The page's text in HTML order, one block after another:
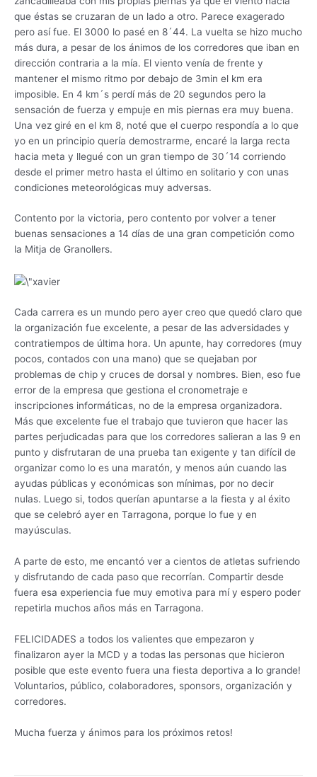
que éstas se cruzaran de un lado a otro. Parece exagerado
pero así fue. El 3000 lo pasé en 8´44. La vuelta se hizo mucho
más dura, a pesar de los ánimos de los corredores que iban en
dirección contraria a la mía. El viento venía de frente y
mantener el mismo ritmo por debajo de 3min el km era
imposible. En 4 km´s perdí más de 20 segundos pero la
sensación de fuerza y empuje en mis piernas era muy buena.
Una vez giré en el km 8, noté que el cuerpo respondía a lo que
yo en un principio quería demostrarme, encaré la larga recta
hacia meta y llegué con un gran tiempo de 30´14 corriendo
desde el primer metro hasta el último en solitario y con unas
condiciones meteorológicas muy adversas.
Contento por la victoria, pero contento por volver a tener
buenas sensaciones a 14 días de una gran competición como
la Mitja de Granollers.
Cada carrera es un mundo pero ayer creo que quedó claro que
la organización fue excelente, a pesar de las adversidades y
contratiempos de última hora. Un apunte, hay corredores (muy
pocos, contados con una mano) que se quejaban por
problemas de chip y cruces de dorsal y nombres. Bien, eso fue
error de la empresa que gestiona el cronometraje e
inscripciones informáticas, no de la empresa organizadora.
Más que excelente fue el trabajo que tuvieron que hacer las
partes perjudicadas para que los corredores salieran a las 9 en
punto y disfrutaran de una prueba tan exigente y tan difícil de
organizar como lo es una maratón, y menos aún cuando las
ayudas públicas y económicas son mínimas, por no decir
nulas. Luego si, todos querían apuntarse a la fiesta y al éxito
que se celebró ayer en Tarragona, porque lo fue y en
mayúsculas.
A parte de esto, me encantó ver a cientos de atletas sufriendo
y disfrutando de cada paso que recorrían. Compartir desde
fuera esa experiencia fue muy emotiva para mí y espero poder
repetirla muchos años más en Tarragona.
FELICIDADES a todos los valientes que empezaron y
finalizaron ayer la MCD y a todas las personas que hicieron
posible que este evento fuera una fiesta deportiva a lo grande!
Voluntarios, público, colaboradores, sponsors, organización y
corredores.
Mucha fuerza y ánimos para los próximos retos!